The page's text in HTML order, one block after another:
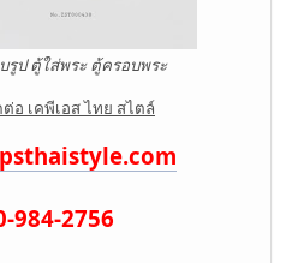
รูป ตู้ใส่พระ ตู้ครอบพระ
อ เคพีเอส ไทย สไตล์
984-2756